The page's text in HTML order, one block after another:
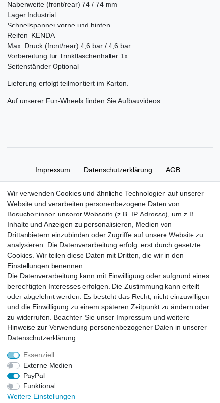
Nabenweite (front/rear) 74 / 74 mm
Lager Industrial
Schnellspanner vorne und hinten
Reifen KENDA
Max. Druck (front/rear) 4,6 bar / 4,6 bar
Vorbereitung für Trinkflaschenhalter 1x
Seitenständer Optional
Lieferung erfolgt teilmontiert im Karton.
Auf unserer Fun-Wheels finden Sie Aufbauvideos.
Impressum Daten­schutz­erklärung AGB
Widerrufs­recht Vertrag widerrufen
Zahlung und Versand
Zahlung
Versand
Batterieverordnung
Im Zusammenhang mit dem Vertrieb von Batterien oder mit der Lieferung von
Geräten, die Batterien enthalten, sind wir verpflichtet, Sie auf folgendes
hinzuweisen:
Sie sind zur Rückgabe gebrauchter Batterien als Endnutzer gesetzlich
verpflichtet. Sie können Altbatterien, die wir als Neubatterien im Sortiment
(Versandadresse) zurückgeben. Die auf den Batterien abgebildeten Symbole
haben folgende Bedeutung:
Das Symbol der durchgekreuzten Mülltonne bedeutet, dass die Batterie nicht
in den Hausmüll gegeben werden darf.
Pb = Batterie enthält mehr als 0,004 Masseprozent Blei
Cd = Batterie enthält mehr als 0,002 Masseprozent Cadmium
Hg = Batterie enthält mehr als 0,0005 Masseprozent Quecksilber.
Bitte beachten Sie die vorstehenden Hinweise.
Wir verwenden Cookies und ähnliche Technologien auf unserer
Website und verarbeiten personenbezogene Daten von
Besucher:innen unserer Webseite (z.B. IP-Adresse), um z.B.
Inhalte und Anzeigen zu personalisieren, Medien von
Drittanbietern einzubinden oder Zugriffe auf unsere Website zu
analysieren. Die Datenverarbeitung erfolgt erst durch gesetzte
Cookies. Wir teilen diese Daten mit Dritten, die wir in den
Einstellungen benennen.
Die Datenverarbeitung kann mit Einwilligung oder aufgrund eines
berechtigten Interesses erfolgen. Die Zustimmung kann erteilt
oder abgelehnt werden. Es besteht das Recht, nicht einzuwilligen
und die Einwilligung zu einem späteren Zeitpunkt zu ändern oder
zu widerrufen. Beachten Sie unser Impressum und weitere
Hinweise zur Verwendung personenbezogener Daten in unserer
Daten­schutz­erklärung
Essenziell
Externe Medien
PayPal
Funktional
Weitere Einstellungen